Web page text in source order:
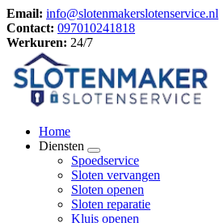
Email: info@slotenmakerslotenservice.nl
Contact: 097010241818
Werkuren: 24/7
Home
Diensten
Spoedservice
Sloten vervangen
Sloten openen
Sloten reparatie
Kluis openen